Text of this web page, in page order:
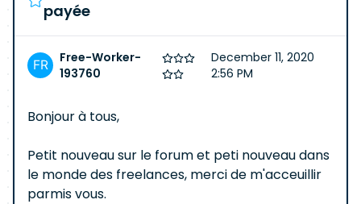
payée
Free-Worker-
193760
December 11, 2020
2:56 PM
Bonjour à tous,
Petit nouveau sur le forum et peti nouveau dans
le monde des freelances, merci de m'acceuillir
parmis vous.